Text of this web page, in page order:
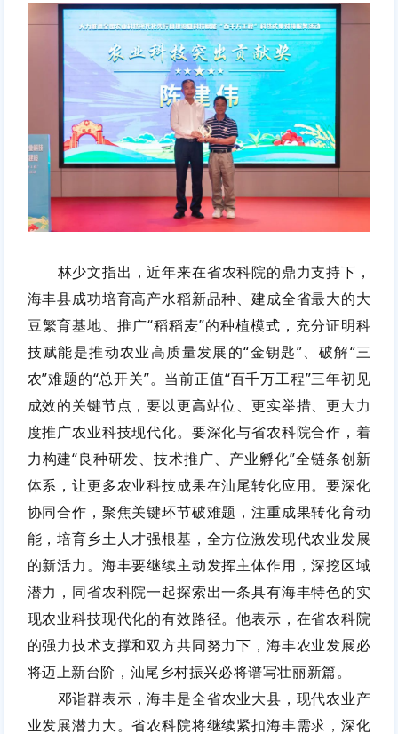
林少文指出，近年来在省农科院的鼎力支持下，
海丰县成功培育高产水稻新品种、建成全省最大的大
豆繁育基地、推广“稻稻麦”的种植模式，充分证明科
技赋能是推动农业高质量发展的“金钥匙”、破解“三
农”难题的“总开关”。当前正值“百千万工程”三年初见
成效的关键节点，要以更高站位、更实举措、更大力
度推广农业科技现代化。要深化与省农科院合作，着
力构建“良种研发、技术推广、产业孵化”全链条创新
体系，让更多农业科技成果在汕尾转化应用。要深化
协同合作，聚焦关键环节破难题，注重成果转化育动
能，培育乡土人才强根基， 全方位激发现代农业发展
的新活力。海丰要继续主动发挥主体作用，深挖区域
潜力，同省农科院一起探索出一条具有海丰特色的实
现农业科技现代化的有效路径。他表示，在省农科院
的强力技术支撑和双方共同努力下，海丰农业发展必
将迈上新台阶，汕尾乡村振兴必将谱写壮丽新篇。
邓诣群表示，海丰是全省农业大县，现代农业产
业发展潜力大。省农科院将继续紧扣海丰需求，深化